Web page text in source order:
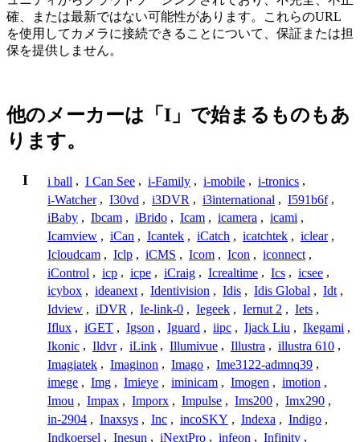
確、または最新ではない可能性があります。これらのURL
を使用してカメラに接続できることについて、保証または担
保を提供しません。
他のメーカーは「I」で始まるものもあ
ります。
I i ball , I Can See , i-Family , i-mobile , i-tronics ,
i-Watcher , I30vd , i3DVR , i3international , I591b6f ,
iBaby , Ibcam , iBrido , Icam , icamera , icami ,
Icamview , iCan , Icantek , iCatch , icatchtek , iclear ,
Icloudcam , Iclp , iCMS , Icom , Icon , iconnect ,
iControl , icp , icpe , iCraig , Icrealtime , Ics , icsee ,
icybox , ideanext , Identivision , Idis , Idis Global , Idt ,
Idview , iDVR , Ie-link-0 , Iegeek , Iernut 2 , Iets ,
Iflux , iGET , Igson , Iguard , iipc , Ijack Liu , Ikegami ,
Ikonic , Ildvr , iLink , Illumivue , Illustra , illustra 610 ,
Imagiatek , Imaginon , Imago , Ime3122-admnq39 ,
imege , Img , Imieye , iminicam , Imogen , imotion ,
Imou , Impax , Imporx , Impulse , Ims200 , Imx290 ,
in-2904 , Inaxsys , Inc , incoSKY , Indexa , Indigo ,
Indkoersel , Inesun , iNextPro , infeon , Infinity ,